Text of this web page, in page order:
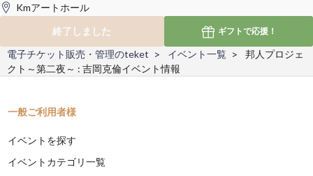
Kmアートホール
終了しました
ギフトで応援！
電子チケット販売・管理のteket イベント一覧
邦人プロジェ
クト～第二夜～ : 吉岡克倫イベント情報
一般ご利用者様
イベントを探す
イベントカテゴリ一覧